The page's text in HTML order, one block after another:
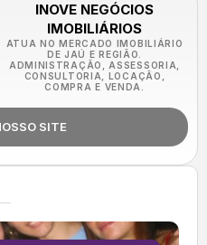
INOVE NEGÓCIOS
IMOBILIÁRIOS
ATUA NO MERCADO IMOBILIÁRIO
DE JAÚ E REGIÃO.
ADMINISTRAÇÃO, ASSESSORIA,
CONSULTORIA, LOCAÇÃO,
COMPRA E VENDA.
SITE